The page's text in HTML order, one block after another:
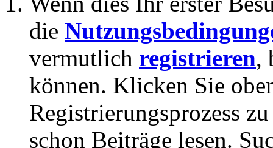
die
vermutlich registrieren,
können. Klicken Sie
Registrierungsprozess
schon Beiträge lesen.